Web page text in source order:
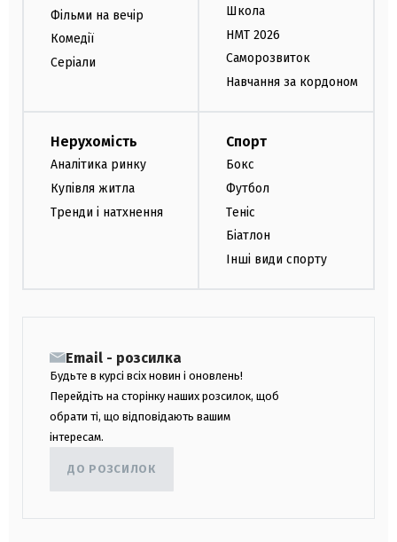
Фільми на вечір
Комедії
Серіали
Школа
НМТ 2026
Саморозвиток
Навчання за кордоном
Нерухомість
Аналітика ринку
Купівля житла
Тренди і натхнення
Спорт
Бокс
Футбол
Теніс
Біатлон
Інші види спорту
Email - розсилка
Будьте в курсі всіх новин і оновлень!
Перейдіть на сторінку наших розсилок, щоб
обрати ті, що відповідають вашим
інтересам.
ДО РОЗСИЛОК